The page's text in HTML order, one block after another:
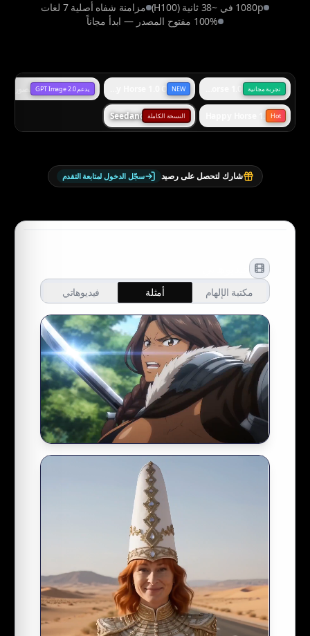
1080p في ~38 ثانية (H100)
مزامنة شفاه أصلية 7 لغات
100% مفتوح المصدر — ابدأ مجاناً
Happy Horse 1.0 Standard
تجربة مجانية
Hot
Happy Horse 1.0 Omni
NEW
Seedance 2.0النسخة الكاملة
إنشاء الصور يدعم GPT Image 2.0
شارك لتحصل على رصيد سجّل الدخول لمتابعة التقدم
فيديوهاتي أمثلة مكتبة الإلهام